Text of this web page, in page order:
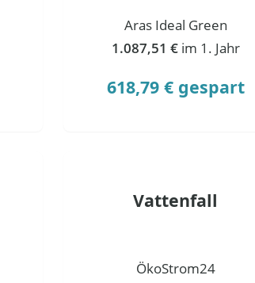
Aras Ideal Green
1.087,51 € im 1. Jahr
618,79 € gespart
Vattenfall
ÖkoStrom24